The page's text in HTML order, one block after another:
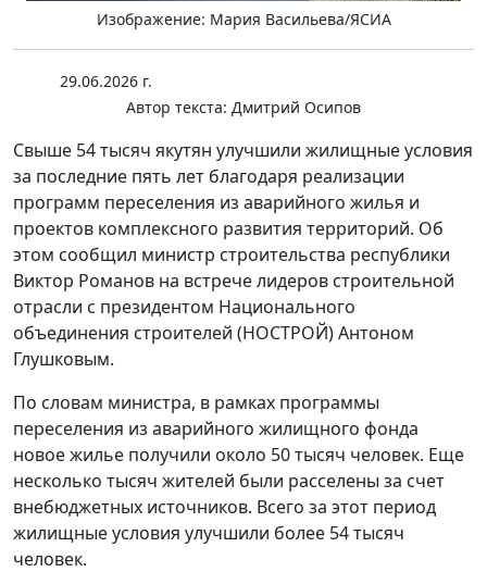
Изображение: Мария Васильева/ЯСИА
29.06.2026 г.
Автор текста: Дмитрий Осипов
Свыше 54 тысяч якутян улучшили жилищные условия
за последние пять лет благодаря реализации
программ переселения из аварийного жилья и
проектов комплексного развития территорий. Об
этом сообщил министр строительства республики
Виктор Романов на встрече лидеров строительной
отрасли с президентом Национального
объединения строителей (НОСТРОЙ) Антоном
Глушковым.
По словам министра, в рамках программы
переселения из аварийного жилищного фонда
новое жилье получили около 50 тысяч человек. Еще
несколько тысяч жителей были расселены за счет
внебюджетных источников. Всего за этот период
жилищные условия улучшили более 54 тысяч
человек.